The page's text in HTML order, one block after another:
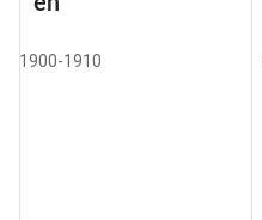
1900-1910